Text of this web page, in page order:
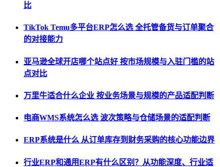
比
TikTok Temu多平台ERP怎么选 全托管备货与订单聚合
的对接能力
亚马逊全球开店哪个站点好 按市场规模与入驻门槛的站
点对比
万里牛适合什么企业 按业务场景与规模的产品适配判断
电商WMS系统怎么选 波次策略与仓储场景的适配判断
ERP系统是什么 从订单库存到财务采购的核心功能边界
行业ERP和通用ERP有什么区别？从功能深度、行业适